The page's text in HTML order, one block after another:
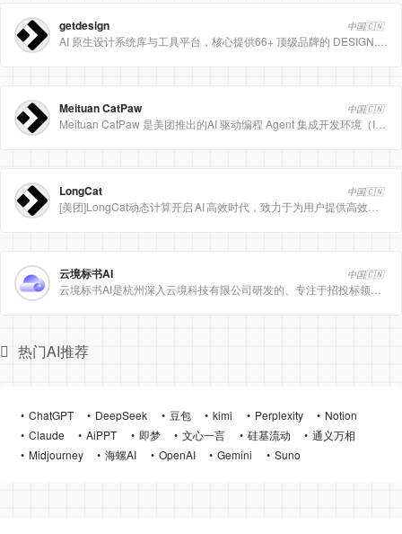
getdesign 中国🇨🇳
Meituan CatPaw 中国🇨🇳
LongCat 中国🇨🇳
云境标书AI 中国🇨🇳
热门AI推荐
ChatGPT DeepSeek 豆包 kimi Perplexity
Notion
Claude
AiPPT 即梦 文心一言 硅基流动
通义万相
Midjourney
海螺AI OpenAI Gemini Suno